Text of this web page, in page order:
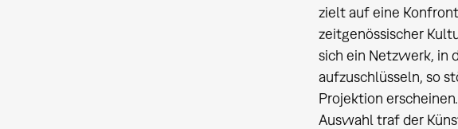
zielt auf eine
zeitgenössischer
sich ein Netzwerk, in
aufzuschlüsseln, so
Projektion
Auswahl traf der